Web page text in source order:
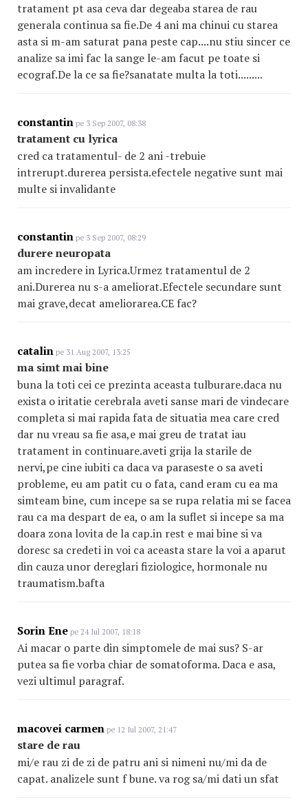
tratament pt asa ceva dar degeaba starea de rau
generala continua sa fie.De 4 ani ma chinui cu starea
asta si m-am saturat pana peste cap....nu stiu sincer ce
analize sa imi fac la sange le-am facut pe toate si
ecograf.De la ce sa fie?sanatate multa la toti.........
constantin pe 3 Sep 2007, 08:38
tratament cu lyrica
cred ca tratamentul- de 2 ani -trebuie
intrerupt.durerea persista.efectele negative sunt mai
multe si invalidante
constantin pe 3 Sep 2007, 08:29
durere neuropata
am incredere in Lyrica.Urmez tratamentul de 2
ani.Durerea nu s-a ameliorat.Efectele secundare sunt
mai grave,decat ameliorarea.CE fac?
catalin pe 31 Aug 2007, 13:25
ma simt mai bine
buna la toti cei ce prezinta aceasta tulburare.daca nu
exista o iritatie cerebrala aveti sanse mari de vindecare
completa si mai rapida fata de situatia mea care cred
dar nu vreau sa fie asa,e mai greu de tratat iau
tratament in continuare.aveti grija la starile de
nervi,pe cine iubiti ca daca va paraseste o sa aveti
probleme, eu am patit cu o fata, cand eram cu ea ma
simteam bine, cum incepe sa se rupa relatia mi se facea
rau ca ma despart de ea, o am la suflet si incepe sa ma
doara zona lovita de la cap.in rest e mai bine si va
doresc sa credeti in voi ca aceasta stare la voi a aparut
din cauza unor dereglari fiziologice, hormonale nu
traumatism.bafta
Sorin Ene pe 24 Iul 2007, 18:18
Ai macar o parte din simptomele de mai sus? S-ar
putea sa fie vorba chiar de somatoforma. Daca e asa,
vezi ultimul paragraf.
macovei carmen pe 12 Iul 2007, 21:47
stare de rau
mi/e rau zi de zi de patru ani si nimeni nu/mi da de
capat. analizele sunt f bune. va rog sa/mi dati un sfat